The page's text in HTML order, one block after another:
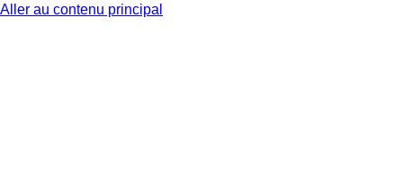
Aller au contenu principal